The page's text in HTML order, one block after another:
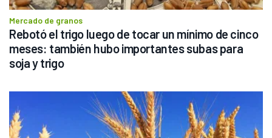
Mercado de granos
Rebotó el trigo luego de tocar un mínimo de cinco
meses: también hubo importantes subas para
soja y trigo